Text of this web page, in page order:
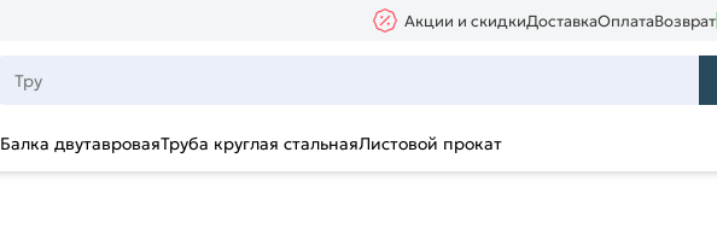
Акции и скидкиДоставкаОплатаВозврат
Балка двутавроваяТруба круглая стальнаяЛистовой прокат